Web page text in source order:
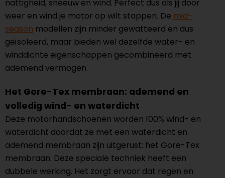
nattigheid, sneeuw en wind. Perfect dus als jij door
weer en wind je motor op wilt stappen. De mid-
season modellen zijn minder gewatteerd en dus
geïsoleerd, maar bieden wel dezelfde water- en
winddichte eigenschappen gecombineerd met
ademend vermogen.
Het Gore-Tex membraan: ademend en
volledig wind- en waterdicht
Deze motorhandschoenen worden 100% wind- en
waterdicht doordat ze met een waterdicht en
ademend membraan zijn uitgerust: het Gore-Tex
membraan. Deze speciale techniek heeft een
dubbele werking. Het zorgt ervoor dat regen en